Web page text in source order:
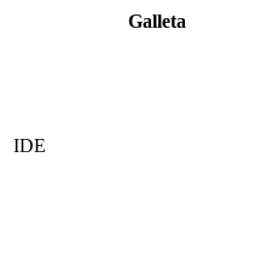
Galleta
IDE